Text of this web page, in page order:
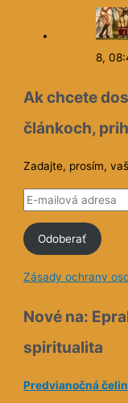
8,
Ak chcete
článkoch,
Zadajte, prosím,
E
m
i
v
a
Odoberať
Zásady ochrany
Nové na:
spiritualita
Predvianočná